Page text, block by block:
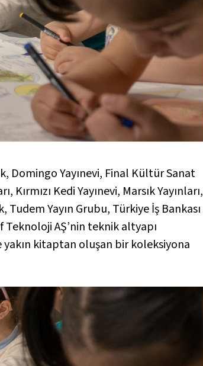
Domingo Yayınevi, Final Kültür Sanat
Kedi Yayınevi, Marsık Yayınları,
Tudem Yayın Grubu, Türkiye İş Bankası
Teknoloji AŞ’nin teknik altyapı
yakın kitaptan oluşan bir koleksiyona